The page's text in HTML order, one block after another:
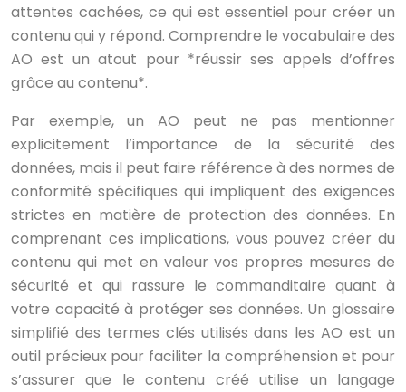
attentes cachées, ce qui est essentiel pour créer un
contenu qui y répond. Comprendre le vocabulaire des
AO est un atout pour *réussir ses appels d’offres
grâce au contenu*.
Par exemple, un AO peut ne pas mentionner
explicitement l’importance de la sécurité des
données, mais il peut faire référence à des normes de
conformité spécifiques qui impliquent des exigences
strictes en matière de protection des données. En
comprenant ces implications, vous pouvez créer du
contenu qui met en valeur vos propres mesures de
sécurité et qui rassure le commanditaire quant à
votre capacité à protéger ses données. Un glossaire
simplifié des termes clés utilisés dans les AO est un
outil précieux pour faciliter la compréhension et pour
s’assurer que le contenu créé utilise un langage